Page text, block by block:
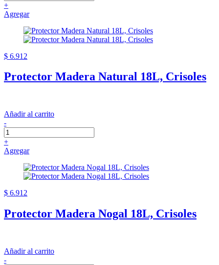
+
Agregar
$ 6.912
Protector Madera Natural 18L, Crisoles
Añadir al carrito
-
+
Agregar
$ 6.912
Protector Madera Nogal 18L, Crisoles
Añadir al carrito
-